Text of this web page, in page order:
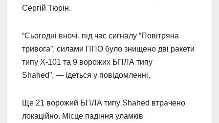
Сергій Тюрін.
“Сьогодні вночі, під час сигналу “Повітряна
тривога”, силами ППО було знищено дві ракети
типу Х-101 та 9 ворожих БПЛА типу
Shahed”, — ідеться у повідомленні.
Ще 21 ворожий БПЛА типу Shahed втрачено
локаційно. Місце падіння уламків